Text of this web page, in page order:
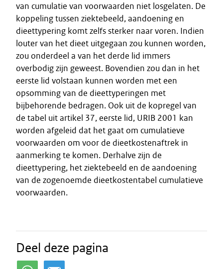
van cumulatie van voorwaarden niet losgelaten. De
koppeling tussen ziektebeeld, aandoening en
dieettypering komt zelfs sterker naar voren. Indien
louter van het dieet uitgegaan zou kunnen worden,
zou onderdeel a van het derde lid immers
overbodig zijn geweest. Bovendien zou dan in het
eerste lid volstaan kunnen worden met een
opsomming van de dieettyperingen met
bijbehorende bedragen. Ook uit de kopregel van
de tabel uit artikel 37, eerste lid, URIB 2001 kan
worden afgeleid dat het gaat om cumulatieve
voorwaarden om voor de dieetkostenaftrek in
aanmerking te komen. Derhalve zijn de
dieettypering, het ziektebeeld en de aandoening
van de zogenoemde dieetkostentabel cumulatieve
voorwaarden.
Deel deze pagina